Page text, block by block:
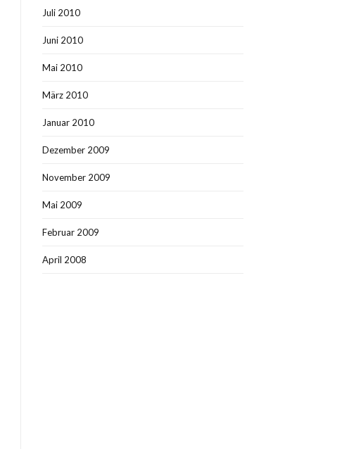
Juli 2010
Juni 2010
Mai 2010
März 2010
Januar 2010
Dezember 2009
November 2009
Mai 2009
Februar 2009
April 2008